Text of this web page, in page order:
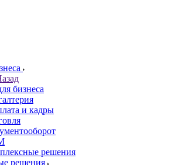
бизнеса
и кадры
решения
решения